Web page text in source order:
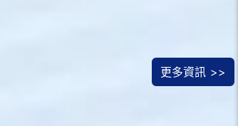
更多資訊 >>